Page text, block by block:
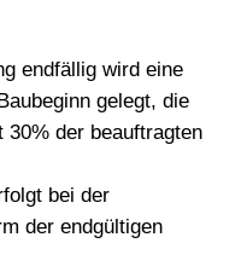
endfällig wird eine
gelegt, die
30% der beauftragten
bei der
der endgültigen